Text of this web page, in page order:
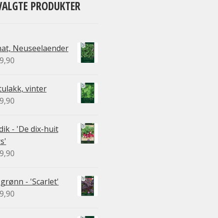
PRODUKTER
Neuseelaender
vinter
- 'De dix-huit
- 'Scarlet'